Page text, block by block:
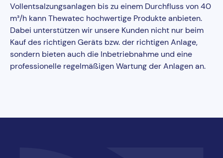
Vollentsalzungsanlagen bis zu einem Durchfluss von 40
m³/h kann Thewatec hochwertige Produkte anbieten.
Dabei unterstützen wir unsere Kunden nicht nur beim
Kauf des richtigen Geräts bzw. der richtigen Anlage,
sondern bieten auch die Inbetriebnahme und eine
professionelle regelmäßigen Wartung der Anlagen an.